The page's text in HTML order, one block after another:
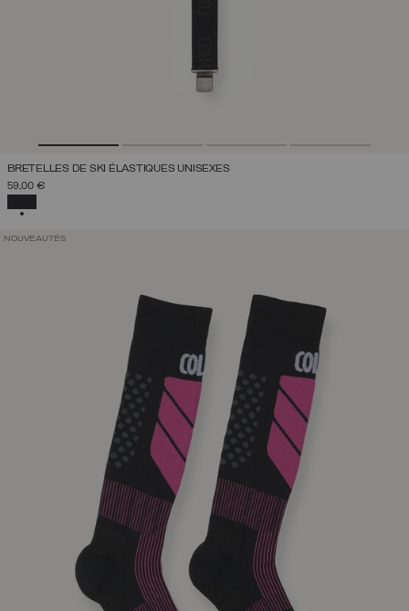
BRETELLES DE SKI ÉLASTIQUES UNISEXES
59,00 €
NOUVEAUTÉS